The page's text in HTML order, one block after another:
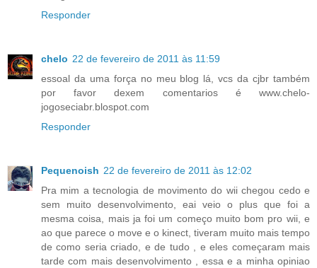
Responder
chelo 22 de fevereiro de 2011 às 11:59
essoal da uma força no meu blog lá, vcs da cjbr também
por favor dexem comentarios é www.chelo-
jogoseciabr.blospot.com
Responder
Pequenoish 22 de fevereiro de 2011 às 12:02
Pra mim a tecnologia de movimento do wii chegou cedo e
sem muito desenvolvimento, eai veio o plus que foi a
mesma coisa, mais ja foi um começo muito bom pro wii, e
ao que parece o move e o kinect, tiveram muito mais tempo
de como seria criado, e de tudo , e eles começaram mais
tarde com mais desenvolvimento , essa e a minha opiniao